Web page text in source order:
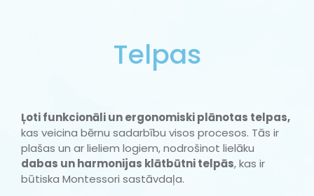
Telpas
Ļoti funkcionāli un ergonomiski plānotas telpas,
kas veicina bērnu sadarbību visos procesos. Tās ir
plašas un ar lieliem logiem, nodrošinot lielāku
dabas un harmonijas klātbūtni telpās, kas ir
būtiska Montessori sastāvdaļa.